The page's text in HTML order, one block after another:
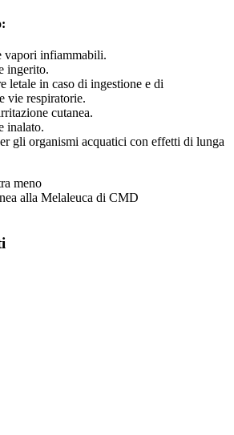
infiammabili.
ingerito.
letale in caso di ingestione e di
vie respiratorie.
cutanea.
inalato.
gli organismi acquatici con effetti di lunga
meno
alla Melaleuca di CMD